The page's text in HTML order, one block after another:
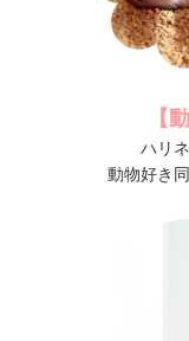
【
ハリ
動物好き